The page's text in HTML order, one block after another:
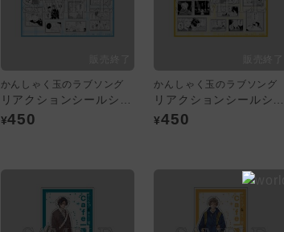
かんしゃく玉のラブソング
リアクションシールシート／おともだちver. ：ブルー
¥450
かんしゃく玉のラブソング
リアクションシールシート／しんあおver. ：イエロー
¥450